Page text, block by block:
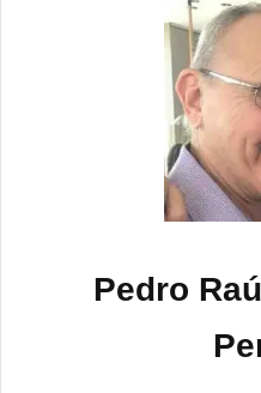
Pedro